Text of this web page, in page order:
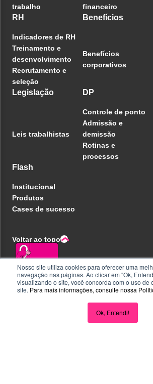
Nosso site utiliza cookies para oferecer uma
navegação nas páginas. Ao clicar em "Ok,
visualizando o site, você concorda com o uso de
site. Para mais informações, consulte nossa
Ok, Entendi!
trabalho
financeiro
RH
Indicadores de RH
Treinamento e
desenvolvimento
Recrutamento e
seleção
Benefícios
Benefícios
corporativos
Legislação
Leis trabalhistas
DP
Controle de ponto
Admissão e
demissão
Rotinas e
processos
Flash
Institucional
Produtos
Cases de sucesso
Voltar ao topo
Política de privacidade
Central de ajuda
Liberdade e Privacidade